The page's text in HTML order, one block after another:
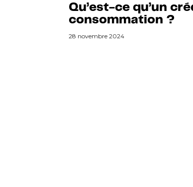
Qu’est-ce qu’un
consommation ?
28 novembre 2024